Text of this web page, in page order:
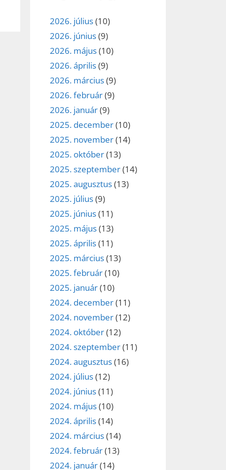
2026. július(10)
2026. június(9)
2026. május(10)
2026. április(9)
2026. március(9)
2026. február(9)
2026. január(9)
2025. december(10)
2025. november(14)
2025. október(13)
2025. szeptember(14)
2025. augusztus(13)
2025. július(9)
2025. június(11)
2025. május(13)
2025. április(11)
2025. március(13)
2025. február(10)
2025. január(10)
2024. december(11)
2024. november(12)
2024. október(12)
2024. szeptember(11)
2024. augusztus(16)
2024. július(12)
2024. június(11)
2024. május(10)
2024. április(14)
2024. március(14)
2024. február(13)
2024. január(14)